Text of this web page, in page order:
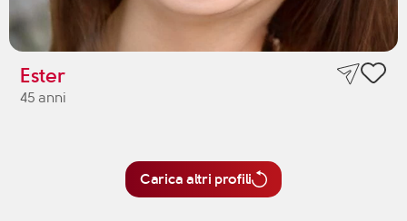
Ester
45 anni
Carica altri profili